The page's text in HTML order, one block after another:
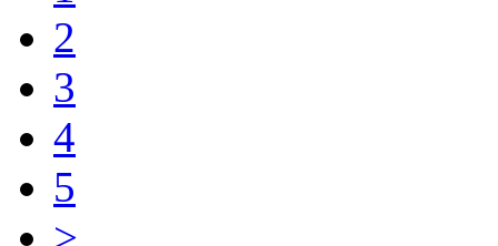
2
3
4
5
>